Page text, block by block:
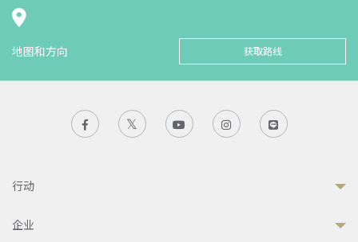
地图和方向 获取路线
行动
企业